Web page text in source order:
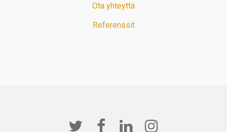
Ota yhteyttä
Referenssit